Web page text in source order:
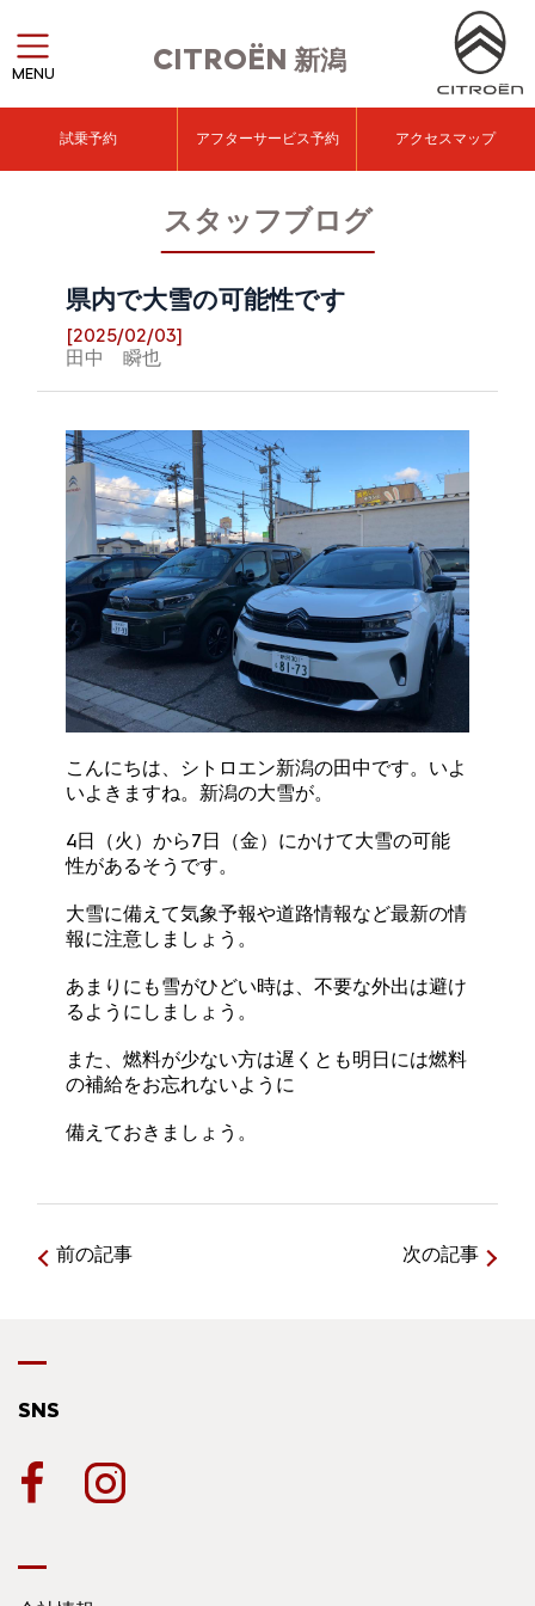
CITROËN 新潟
MENU
試乗予約 アフターサービス予約 アクセスマップ
スタッフブログ
県内で大雪の可能性です
[2025/02/03]
田中 瞬也
こんにちは、シトロエン新潟の田中です。いよ
いよきますね。新潟の大雪が。
4日（火）から7日（金）にかけて大雪の可能
性があるそうです。
大雪に備えて気象予報や道路情報など最新の情
報に注意しましょう。
あまりにも雪がひどい時は、不要な外出は避け
るようにしましょう。
また、燃料が少ない方は遅くとも明日には燃料
の補給をお忘れないように
備えておきましょう。
前の記事 次の記事
SNS